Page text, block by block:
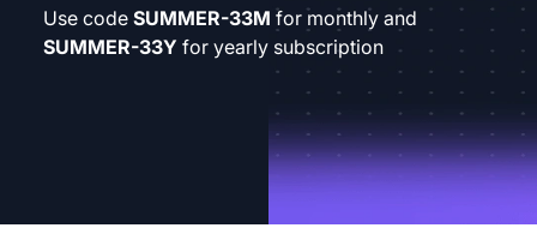
Use code SUMMER-33M for monthly and
SUMMER-33Y for yearly subscription